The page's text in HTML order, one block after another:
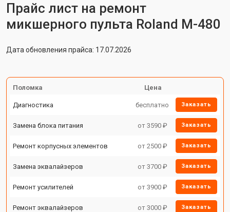
Прайс лист на ремонт
микшерного пульта Roland M-480
Дата обновления прайса: 17.07.2026
Поломка Цена
Диагностика бесплатно Заказать
Замена блока питания от 3590 ₽ Заказать
Ремонт корпусных элементов от 2500 ₽ Заказать
Замена эквалайзеров от 3700 ₽ Заказать
Ремонт усилителей от 3900 ₽ Заказать
Ремонт эквалайзеров от 3000 ₽ Заказать